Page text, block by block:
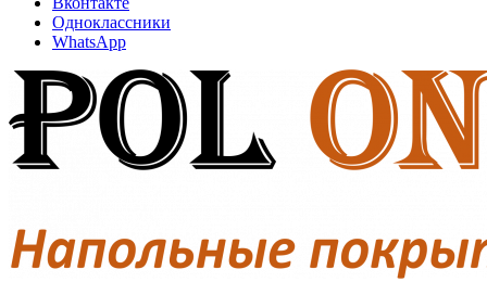
Одноклассники
WhatsApp